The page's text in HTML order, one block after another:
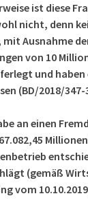
ist diese
nicht, denn
mit Ausnahme
von 10
und
(BD/2018/347-
an einen
(gemäß
vom